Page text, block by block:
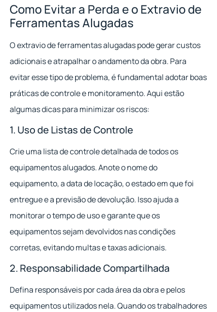
Como Evitar a Perda e o Extravio de
Ferramentas Alugadas
O extravio de ferramentas alugadas pode gerar custos
adicionais e atrapalhar o andamento da obra. Para
evitar esse tipo de problema, é fundamental adotar boas
práticas de controle e monitoramento. Aqui estão
algumas dicas para minimizar os riscos:
1. Uso de Listas de Controle
Crie uma lista de controle detalhada de todos os
equipamentos alugados. Anote o nome do
equipamento, a data de locação, o estado em que foi
entregue e a previsão de devolução. Isso ajuda a
monitorar o tempo de uso e garante que os
equipamentos sejam devolvidos nas condições
corretas, evitando multas e taxas adicionais.
2. Responsabilidade Compartilhada
Defina responsáveis por cada área da obra e pelos
equipamentos utilizados nela. Quando os trabalhadores